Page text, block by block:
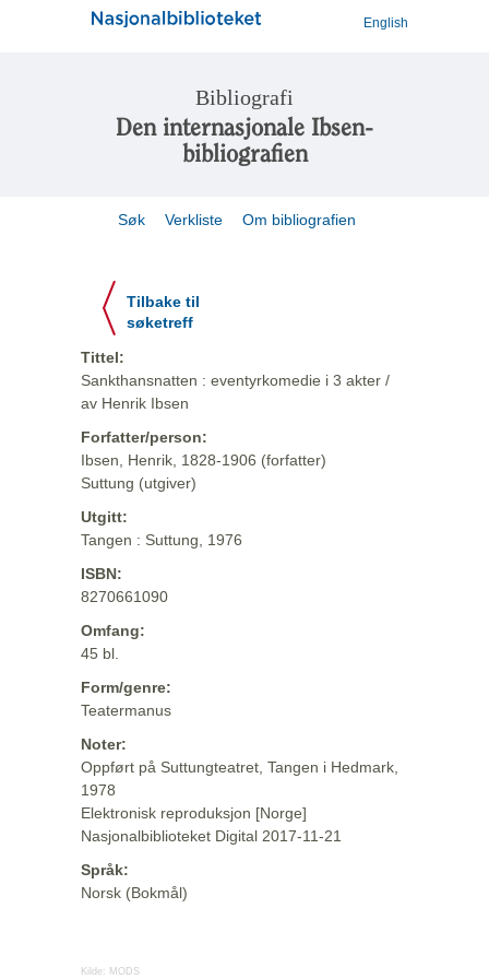
English
Bibliografi
Den internasjonale Ibsen-
bibliografien
Søk Verkliste Om bibliografien
Tilbake til
søketreff
Tittel:
Sankthansnatten : eventyrkomedie i 3 akter /
av Henrik Ibsen
Forfatter/person:
Ibsen, Henrik, 1828-1906 (forfatter)
Suttung (utgiver)
Utgitt:
Tangen : Suttung, 1976
ISBN:
8270661090
Omfang:
45 bl.
Form/genre:
Teatermanus
Noter:
Oppført på Suttungteatret, Tangen i Hedmark,
1978
Elektronisk reproduksjon [Norge]
Nasjonalbiblioteket Digital 2017-11-21
Språk:
Norsk (Bokmål)
Kilde: MODS